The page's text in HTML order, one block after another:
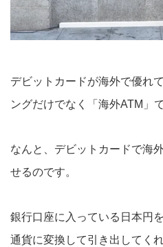
デビットカードが海外で優れ
ングだけでなく「海外ATM」
なんと、デビットカードで海
せるのです。
銀行口座に入っている日本円
通貨に変換して引き出してく